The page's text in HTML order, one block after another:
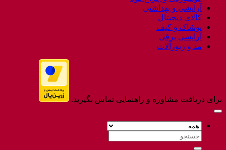
آرایشی و بهداشتی
کالای دیجیتال
پوشاک و کیف
آرایشی برقی
مد و زیورآلات
برای دریافت مشاوره و راهنمایی تماس بگیرید.
جستجو